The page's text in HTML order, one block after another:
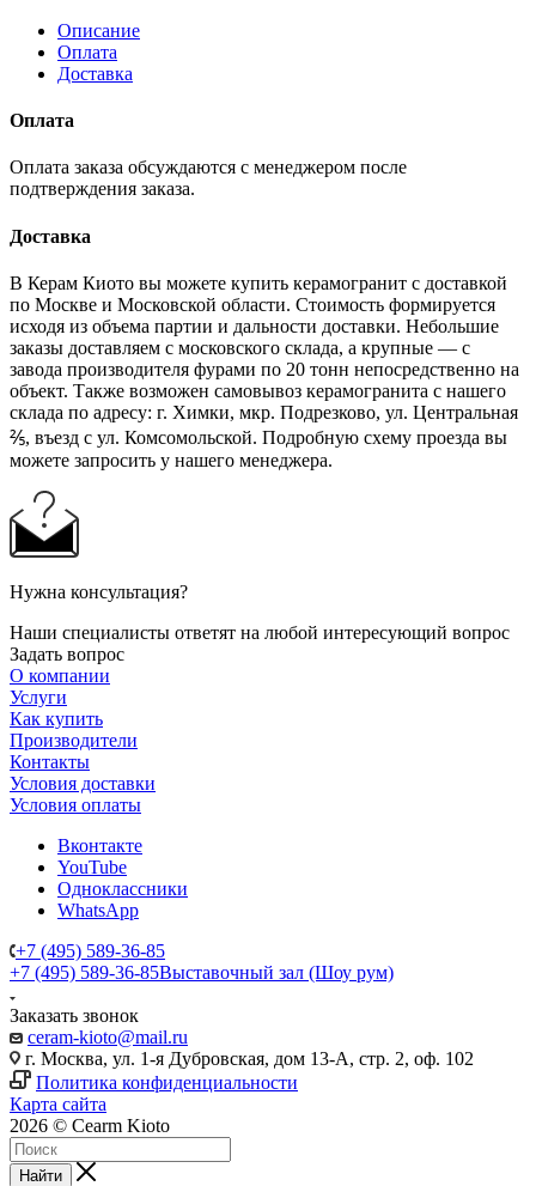
Описание
Оплата
Доставка
Оплата
Оплата заказа обсуждаются с менеджером после
подтверждения заказа.
Доставка
В Керам Киото вы можете купить керамогранит с доставкой
по Москве и Московской области. Стоимость формируется
исходя из объема партии и дальности доставки. Небольшие
заказы доставляем с московского склада, а крупные — с
завода производителя фурами по 20 тонн непосредственно на
объект. Также возможен самовывоз керамогранита с нашего
склада по адресу: г. Химки, мкр. Подрезково, ул. Центральная
⅖, въезд с ул. Комсомольской. Подробную схему проезда вы
можете запросить у нашего менеджера.
Нужна консультация?
Наши специалисты ответят на любой интересующий вопрос
Задать вопрос
О компании
Услуги
Как купить
Производители
Контакты
Условия доставки
Условия оплаты
Вконтакте
YouTube
Одноклассники
WhatsApp
+7 (495) 589-36-85
+7 (495) 589-36-85Выставочный зал (Шоу рум)
Заказать звонок
ceram-kioto@mail.ru
г. Москва, ул. 1-я Дубровская, дом 13-А, стр. 2, оф. 102
Политика конфиденциальности
Карта сайта
2026 © Cearm Kioto
Найти